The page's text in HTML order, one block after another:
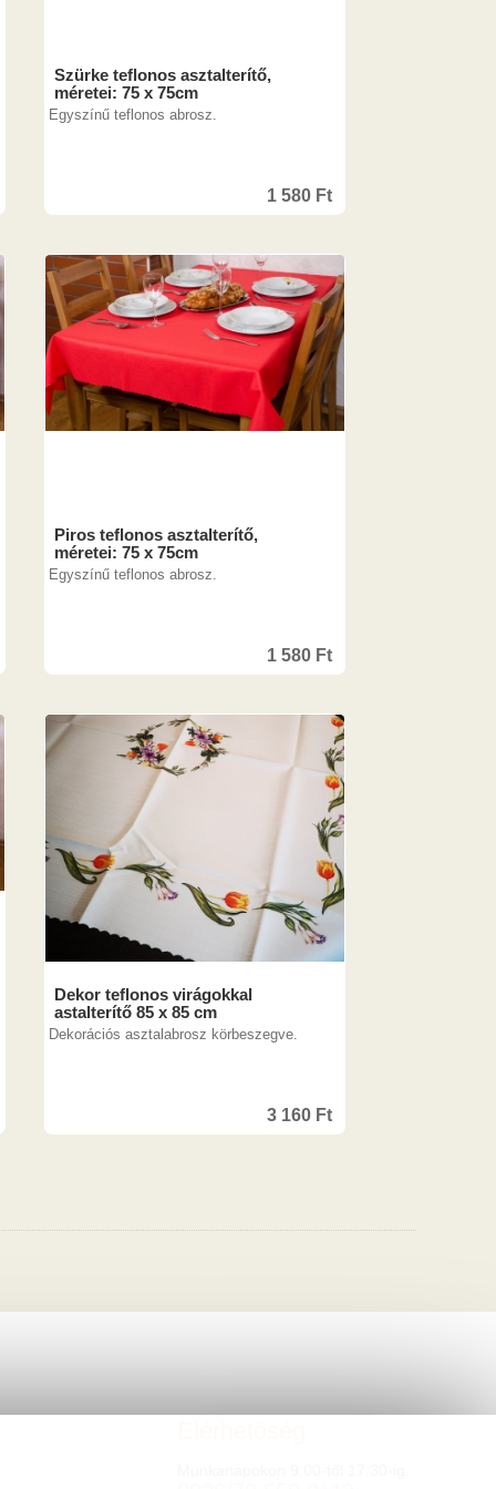
Szürke teflonos asztalterítő,
méretei: 75 x 75cm
Egyszínű teflonos abrosz.
1 580 Ft
Piros teflonos asztalterítő,
méretei: 75 x 75cm
Egyszínű teflonos abrosz.
1 580 Ft
Dekor teflonos virágokkal
astalterítő 85 x 85 cm
Dekorációs asztalabrosz körbeszegve.
3 160 Ft